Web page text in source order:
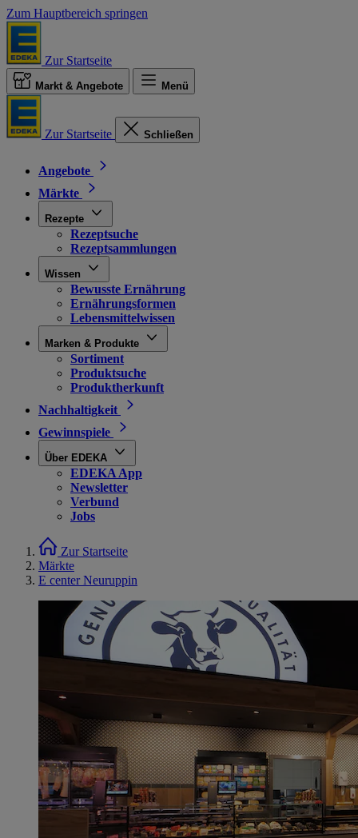
Zum Hauptbereich springen
Zur Startseite
Markt & Angebote Menü
Zur Startseite Schließen
Angebote
Märkte
Rezepte
Rezeptsuche
Rezeptsammlungen
Wissen
Bewusste Ernährung
Ernährungsformen
Lebensmittelwissen
Marken & Produkte
Sortiment
Produktsuche
Produktherkunft
Nachhaltigkeit
Gewinnspiele
Über EDEKA
EDEKA App
Newsletter
Verbund
Jobs
Zur Startseite
Märkte
E center Neuruppin